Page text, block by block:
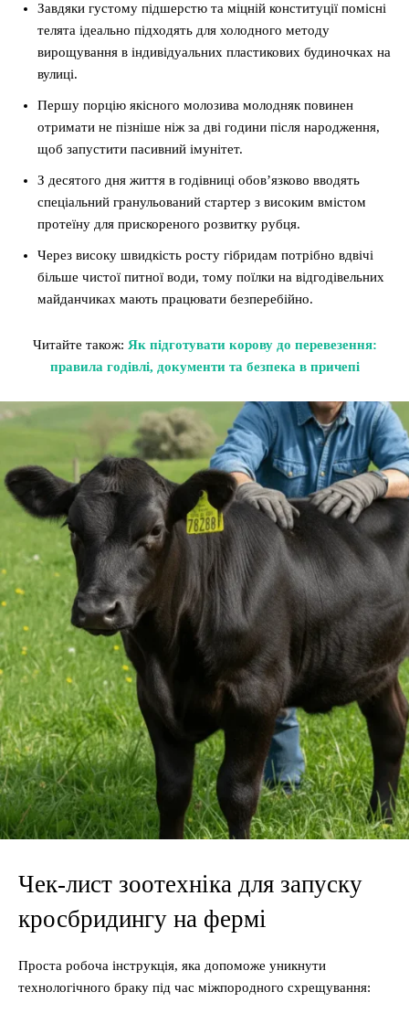
Завдяки густому підшерстю та міцній конституції помісні
телята ідеально підходять для холодного методу
вирощування в індивідуальних пластикових будиночках на
вулиці.
Першу порцію якісного молозива молодняк повинен
отримати не пізніше ніж за дві години після народження,
щоб запустити пасивний імунітет.
З десятого дня життя в годівниці обов’язково вводять
спеціальний гранульований стартер з високим вмістом
протеїну для прискореного розвитку рубця.
Через високу швидкість росту гібридам потрібно вдвічі
більше чистої питної води, тому поїлки на відгодівельних
майданчиках мають працювати безперебійно.
Читайте також: Як підготувати корову до перевезення:
правила годівлі, документи та безпека в причепі
Чек-лист зоотехніка для запуску
кросбридингу на фермі
Проста робоча інструкція, яка допоможе уникнути
технологічного браку під час міжпородного схрещування: